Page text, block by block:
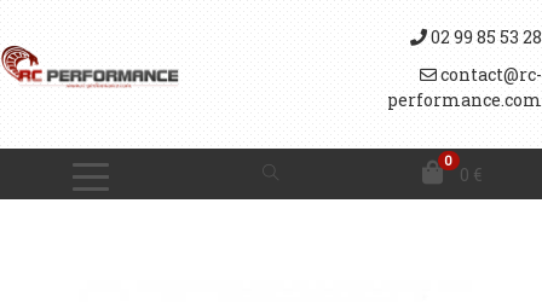
02 99 85 53 28
contact@rc-
performance.com
0
0 €